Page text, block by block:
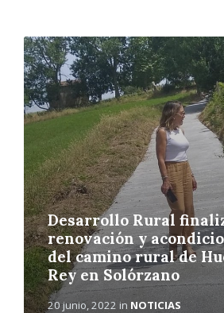
Desarrollo Rural
renovación y
del camino rural de
Rey en Solórzano
20 junio, 2022 in NOTICIAS
L
e
e
r
m
á
s